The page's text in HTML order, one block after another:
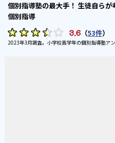
個別指導塾の最大手！ 生徒自ら
個別指導
3.6 （53件）
2023年3月調査。 小学校高学年の個別指導塾ア